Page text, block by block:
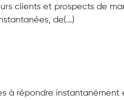
clients et prospects de
de(...)
à répondre instantanément